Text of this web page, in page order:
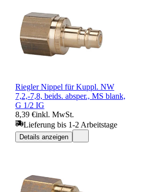
Riegler Nippel für Kuppl. NW
7,2,-7,8, beids. absper., MS blank,
G 1/2 IG
8,39 €inkl. MwSt.
Lieferung bis 1-2 Arbeitstage
Details anzeigen